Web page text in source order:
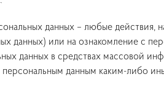
данных – любые
данных) или на ознакомление с
данных в средствах массовой
персональным данным каким-либо